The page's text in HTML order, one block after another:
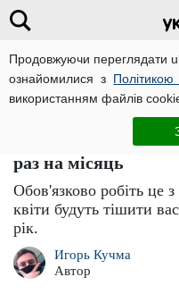
Продовжуючи переглядати
ознайомилися з Політикою
використанням файлів
Важливо
Орхідеї будуть
навіть коли
раз на місяць
Обов'язково робіть це
квіти будуть тішити
рік.
Игорь Кучма
Автор